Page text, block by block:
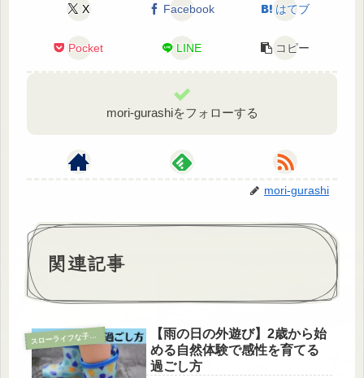
X Facebook はてブ
Pocket LINE コピー
mori-gurashiをフォローする
mori-gurashi
関連記事
ス
ローライフな子育て
【雨の日の外遊び】2歳から始
める自然体験で感性を育てる
過ごし方